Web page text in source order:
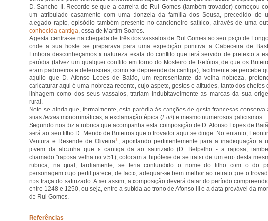
D. Sancho II. Recorde-se que a carreira de Rui Gomes (também trovador) começou
um atribulado casamento com uma donzela da família dos Sousa, precedido de
alegado rapto, episódio também presente no cancioneiro satírico, através de uma
conhecida cantiga, essa de Martim Soares.
A gesta centra-se na chegada de três dos vassalos de Rui Gomes ao seu paço de
onde a sua hoste se preparava para uma expedição punitiva a Cabeceira de
Embora desconheçamos a natureza exata do conflito que terá servido de pretexto a
paródia (talvez um qualquer conflito em torno do Mosteiro de Refóios, de que os
eram padroeiros e defensores, como se depreende da cantiga), facilmente se percebe
aquilo que D. Afonso Lopes de Baião, um representante da velha nobreza,
caricaturar aqui é uma nobreza recente, cujo aspeto, gestos e atitudes, tanto dos chefes
linhagem como dos seus vassalos, trariam indubitavelmente as marcas da sua
rural.
Note-se ainda que, formalmente, esta paródia às canções de gesta francesas conserva
suas leixas monorrimáticas, a exclamação épica (Eoi!) e mesmo numerosos galicismos.
Segundo nos diz a rubrica que acompanha esta composição de D. Afonso Lopes de
será ao seu filho D. Mendo de Briteiros que o trovador aqui se dirige. No entanto,
Ventura e Resende de Oliveira1 , apontando pertinentemente para a inadequação a
jovem da alcunha que a cantiga dá ao satirizado (D. Belpelho - a raposa,
chamado "raposa velha no v.51), colocam a hipótese de se tratar de um erro desta
rubrica, na qual, tardiamente, se teria confundido o nome do filho com o do
personagem cujo perfil parece, de facto, adequar-se bem melhor ao retrato que o
nos traça do satirizado. A ser assim, a composição deverá datar do período
entre 1248 e 1250, ou seja, entre a subida ao trono de Afonso III e a data provável da
de Rui Gomes.
Referências